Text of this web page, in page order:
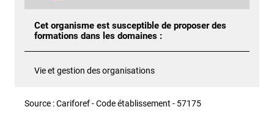
Cet organisme est susceptible de proposer des
formations dans les domaines :
Vie et gestion des organisations
Source : Cariforef - Code établissement - 57175